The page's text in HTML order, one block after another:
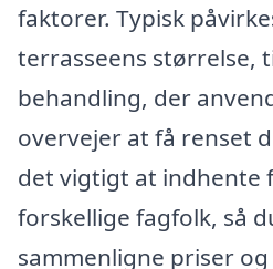
faktorer. Typisk
terrasseens størrelse,
behandling, der
overvejer at få renset
det vigtigt at indhente
forskellige fagfolk, så
sammenligne priser